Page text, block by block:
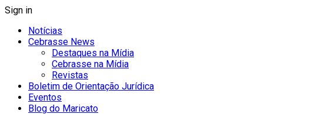
Sign in
Notícias
Cebrasse News
Destaques na Mídia
Cebrasse na Mídia
Revistas
Boletim de Orientação Jurídica
Eventos
Blog do Maricato